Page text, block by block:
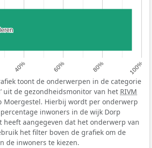
40% 60% 80% 100%
toont de onderwerpen in de categorie
uit de gezondheidsmonitor van het RIVM
Moergestel. Hierbij wordt per onderwerp
inwoners in de wijk Dorp
heeft aangegeven dat het onderwerp van
het filter boven de grafiek om de
de inwoners te kiezen.